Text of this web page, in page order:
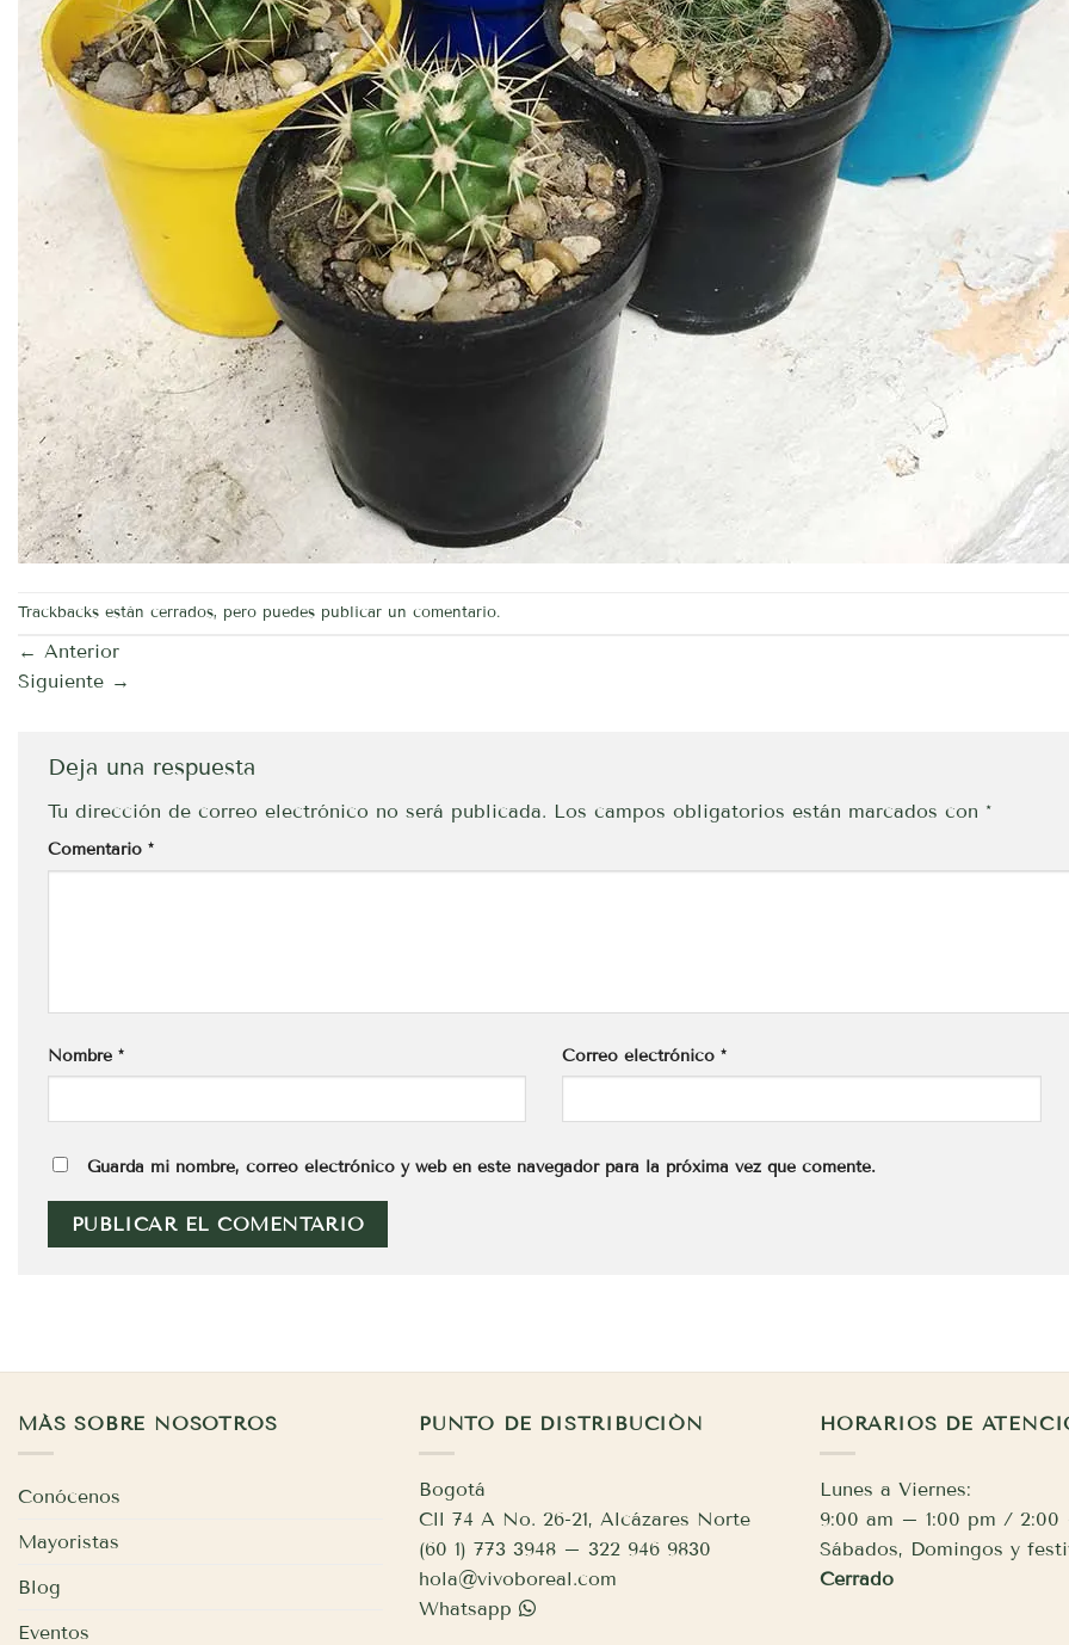
Trackbacks están cerrados, pero puedes publicar un comentario.
← Anterior
Siguiente →
Deja una respuesta
Tu dirección de correo electrónico no será publicada. Los campos obligatorios están marcados con *
Comentario *
Nombre * Correo electrónico*
Guarda mi nombre, correo electrónico y web en este navegador para la próxima vez que comente.
MÁS SOBRE NOSOTROS
Conócenos
Mayoristas
Blog
Eventos
PUNTO DE DISTRIBUCIÓN
Bogotá
Cll 74 A No. 26-21, Alcázares Norte
(60 1) 773 3948 – 322 946 9830
hola@vivoboreal.com
Whatsapp
HORARIOS DE
Lunes a Viernes:
9:00 am – 1:00 pm /
Sábados, Domingos y
Cerrado